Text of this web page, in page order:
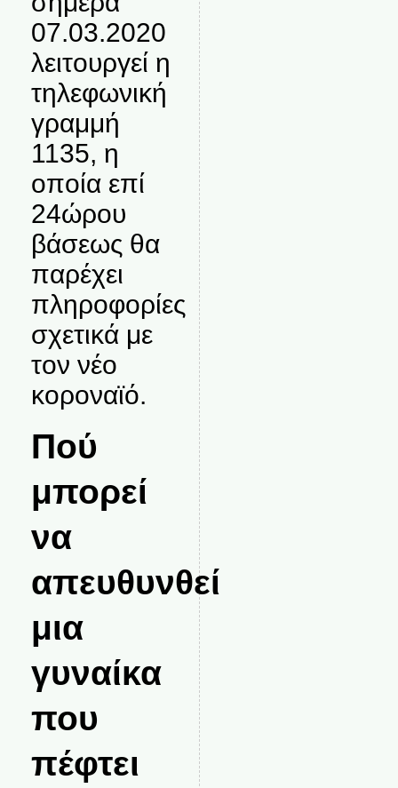
07.03.2020
λειτουργεί η
τηλεφωνική
γραμμή
1135, η
οποία επί
24ώρου
βάσεως θα
παρέχει
πληροφορίες
σχετικά με
τον νέο
κοροναϊό.
Πού
μπορεί
να
απευθυνθεί
μια
γυναίκα
που
πέφτει